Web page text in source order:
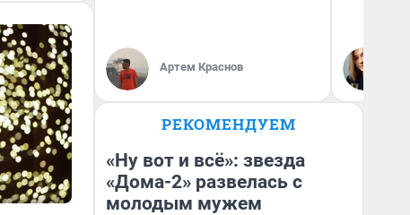
Артем Краснов
РЕКОМЕНДУЕМ
«Ну вот и всё»: звезда
«Дома-2» развелась с
молодым мужем